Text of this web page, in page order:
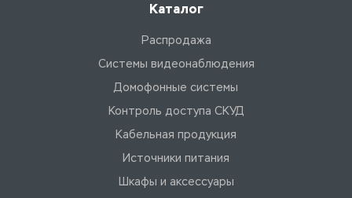
Каталог
Распродажа
Системы видеонаблюдения
Домофонные системы
Контроль доступа СКУД
Кабельная продукция
Источники питания
Шкафы и аксессуары